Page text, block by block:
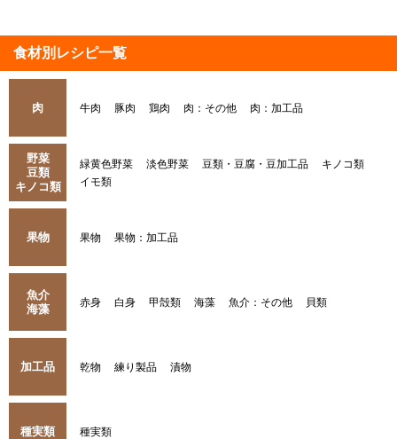
食材別レシピ一覧
肉 牛肉 豚肉 鶏肉 肉：その他 肉：加工品
野菜
豆類
キノコ類
緑黄色野菜 淡色野菜 豆類・豆腐・豆加工品
キノコ類
イモ類
果物 果物 果物：加工品
魚介
海藻
赤身 白身 甲殻類 海藻 魚介：その他 貝類
加工品 乾物 練り製品 漬物
種実類 種実類